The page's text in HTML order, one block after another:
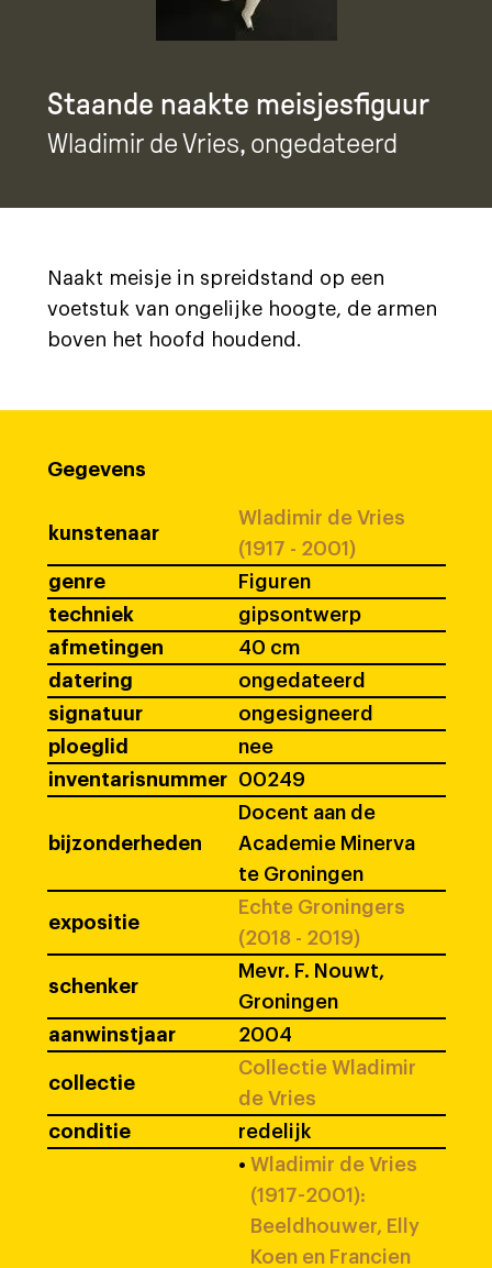
Staande naakte meisjesfiguur
Wladimir de Vries, ongedateerd
Naakt meisje in spreidstand op een
voetstuk van ongelijke hoogte, de armen
boven het hoofd houdend.
Gegevens
kunstenaar
Wladimir de Vries
(1917 - 2001)
genre
Figuren
techniek
gipsontwerp
afmetingen
40 cm
datering
ongedateerd
signatuur
ongesigneerd
ploeglid
nee
inventarisnummer
00249
bijzonderheden
Docent aan de
Academie Minerva
te Groningen
expositie
Echte Groningers
(2018 - 2019)
schenker
Mevr. F. Nouwt,
Groningen
aanwinstjaar
2004
collectie
Collectie Wladimir
de Vries
conditie
redelijk
• Wladimir de Vries
(1917-2001):
Beeldhouwer, Elly
Koen en Francien